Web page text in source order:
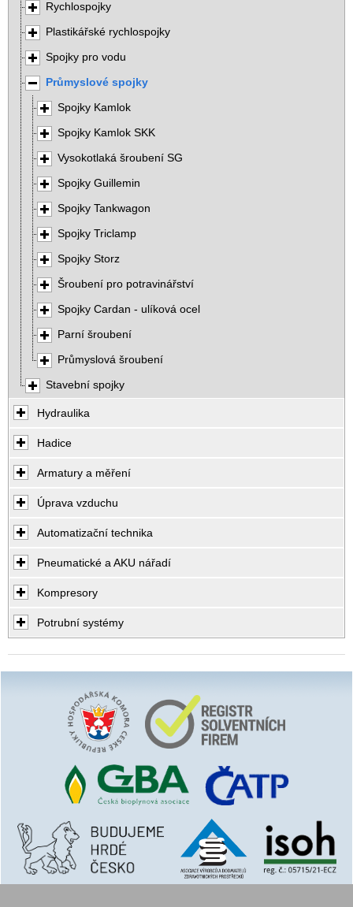
Rychlospojky
Plastikářské rychlospojky
Spojky pro vodu
Průmyslové spojky
Spojky Kamlok
Spojky Kamlok SKK
Vysokotlaká šroubení SG
Spojky Guillemin
Spojky Tankwagon
Spojky Triclamp
Spojky Storz
Šroubení pro potravinářství
Spojky Cardan - ulíková ocel
Parní šroubení
Průmyslová šroubení
Stavební spojky
Hydraulika
Hadice
Armatury a měření
Úprava vzduchu
Automatizační technika
Pneumatické a AKU nářadí
Kompresory
Potrubní systémy